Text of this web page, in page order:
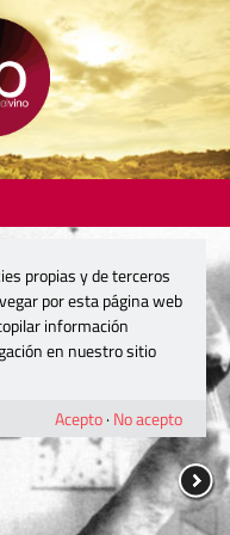
propias y de terceros
por esta página web
información
en nuestro sitio
Acepto· No acepto